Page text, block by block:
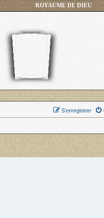
ROYAUME DE DIEU
S’enregistrer